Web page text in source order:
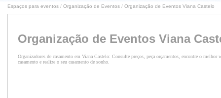
Espaços para eventos / Organização de Eventos / Organização de Eventos Viana Castelo
Organização de Eventos Viana
Organizadores de casamento em Viana Castelo: Consulte preços, peça orçamentos, encontre o melhor
casamento e realize o seu casamento de sonho.